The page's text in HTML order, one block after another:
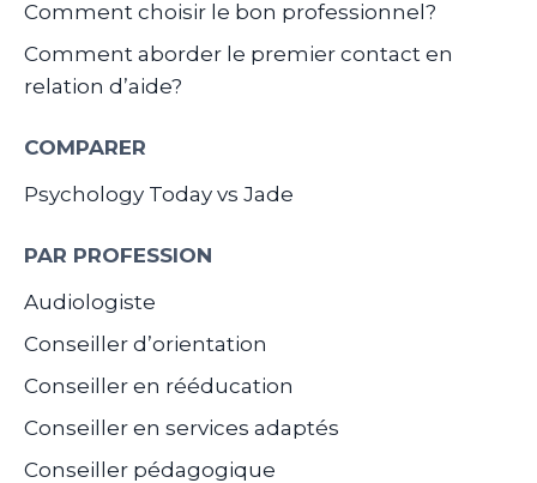
Comment choisir le bon professionnel?
Comment aborder le premier contact en
relation d’aide?
COMPARER
Psychology Today vs Jade
PAR PROFESSION
Audiologiste
Conseiller d’orientation
Conseiller en rééducation
Conseiller en services adaptés
Conseiller pédagogique